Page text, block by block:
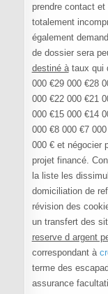
prendre contact et
totalement
également
de dossier sera
destiné àtaux qui
000 €29 000 €28
000 €22 000 €21
000 €15 000 €14
000 €8 000 €7
000 € et négocier
projet financé.
la liste les
domiciliation de
révision des
un transfert des
reserve d argent
correspondant à
terme des
assurance